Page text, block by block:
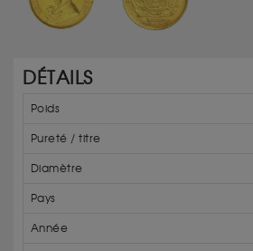
DÉTAILS
Poids
Pureté / titre
Diamètre
Pays
Année